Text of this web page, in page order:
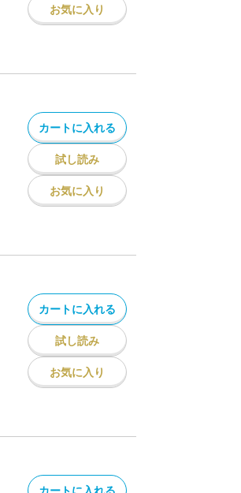
お気に入り
カートに入れる
試し読み
お気に入り
カートに入れる
試し読み
お気に入り
カートに入れる